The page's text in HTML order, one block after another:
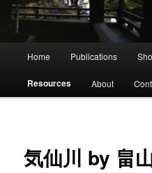
メ
Home Publications
Resources About
気仙川 by 畠